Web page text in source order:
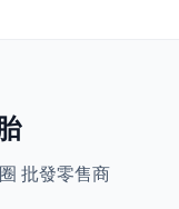
批發零售商